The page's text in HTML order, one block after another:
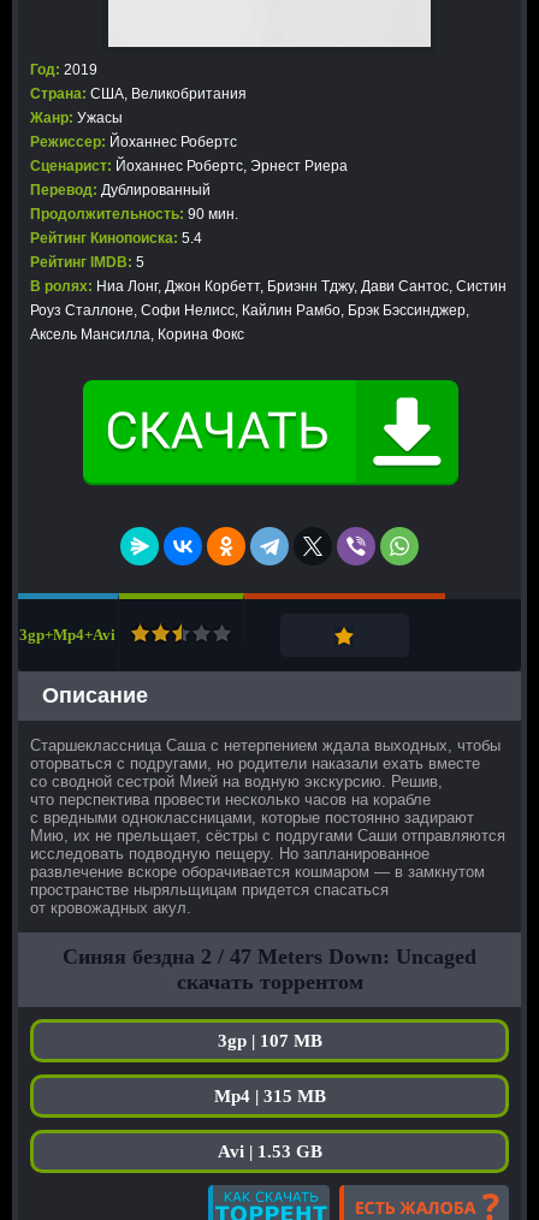
Год: 2019
Страна: США, Великобритания
Жанр: Ужасы
Режиссер: Йоханнес Робертс
Сценарист: Йоханнес Робертс, Эрнест Риера
Перевод: Дублированный
Продолжительность: 90 мин.
Рейтинг Кинопоиска: 5.4
Рейтинг IMDB: 5
В ролях: Ниа Лонг, Джон Корбетт, Бриэнн Тджу, Дави Сантос, Систин
Роуз Сталлоне, Софи Нелисс, Кайлин Рамбо, Брэк Бэссинджер,
Аксель Мансилла, Корина Фокс
3gp+Mp4+Avi
Описание
Старшеклассница Саша с нетерпением ждала выходных, чтобы
оторваться с подругами, но родители наказали ехать вместе
со сводной сестрой Мией на водную экскурсию. Решив,
что перспектива провести несколько часов на корабле
с вредными одноклассницами, которые постоянно задирают
Мию, их не прельщает, сёстры с подругами Саши отправляются
исследовать подводную пещеру. Но запланированное
развлечение вскоре оборачивается кошмаром — в замкнутом
пространстве ныряльщицам придется спасаться
от кровожадных акул.
Синяя бездна 2 / 47 Meters Down: Uncaged
скачать торрентом
3gp | 107 MB
Mp4 | 315 MB
Avi | 1.53 GB